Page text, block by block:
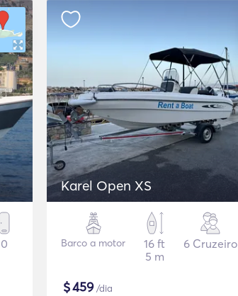
0
Karel Open XS
Barco a motor
16 ft
5 m
6 Cruzeiro
$459/dia